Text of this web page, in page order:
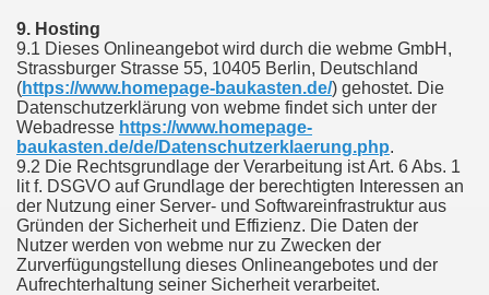
9. Hosting
9.1 Dieses Onlineangebot wird durch die webme GmbH,
Strassburger Strasse 55, 10405 Berlin, Deutschland
(https://www.homepage-baukasten.de/) gehostet. Die
Datenschutzerklärung von webme findet sich unter der
Webadresse https://www.homepage-
baukasten.de/de/Datenschutzerklaerung.php.
9.2 Die Rechtsgrundlage der Verarbeitung ist Art. 6 Abs. 1
lit f. DSGVO auf Grundlage der berechtigten Interessen an
der Nutzung einer Server- und Softwareinfrastruktur aus
Gründen der Sicherheit und Effizienz. Die Daten der
Nutzer werden von webme nur zu Zwecken der
Zurverfügungstellung dieses Onlineangebotes und der
Aufrechterhaltung seiner Sicherheit verarbeitet.